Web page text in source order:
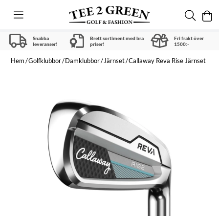
Snabba
leveranser!
Brett sortiment med bra
priser!
Fri frakt över
1500:-
Hem Golfklubbor Damklubbor Järnset Callaway Reva Rise Järnset